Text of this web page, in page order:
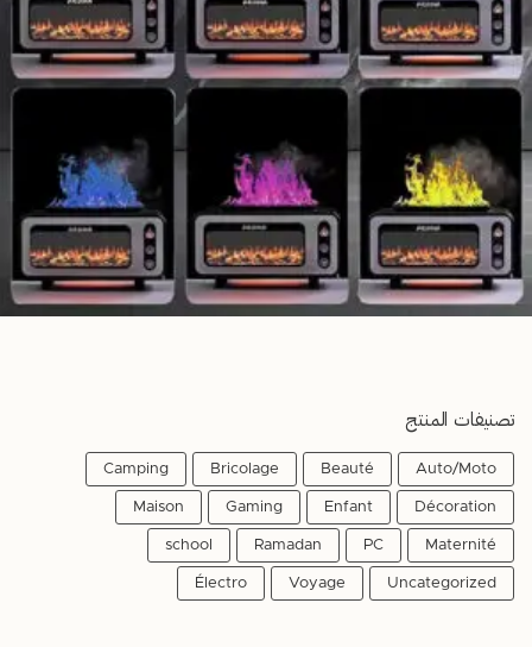
تصنيفات المنتج
Auto/Moto
Beauté
Bricolage
Camping
Décoration
Enfant
Gaming
Maison
Maternité
PC
Ramadan
school
Uncategorized
Voyage
Électro